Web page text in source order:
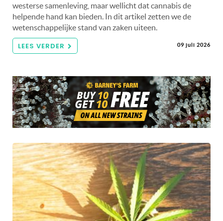
westerse samenleving, maar wellicht dat cannabis de
helpende hand kan bieden. In dit artikel zetten we de
wetenschappelijke stand van zaken uiteen.
LEES VERDER 09 juli 2026